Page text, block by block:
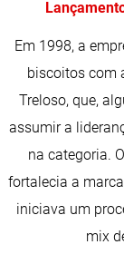
Em 1998, a
biscoitos com
Treloso, que,
assumir a
na categoria.
fortalecia a
iniciava um
mix